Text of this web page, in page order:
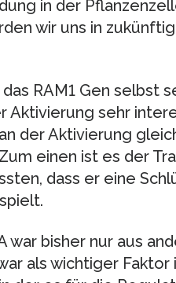
in der
wir uns in
RAM1 Gen selbst
Aktivierung sehr
der Aktivierung
einen ist es der
dass er eine
war bisher nur aus
als wichtiger